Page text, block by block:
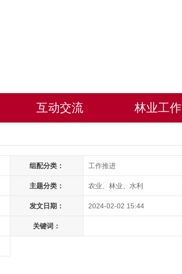
互动交流 林业工作
组配分类： 工作推进
主题分类： 农业、林业、水利
发文日期： 2024-02-02 15:44
关键词：